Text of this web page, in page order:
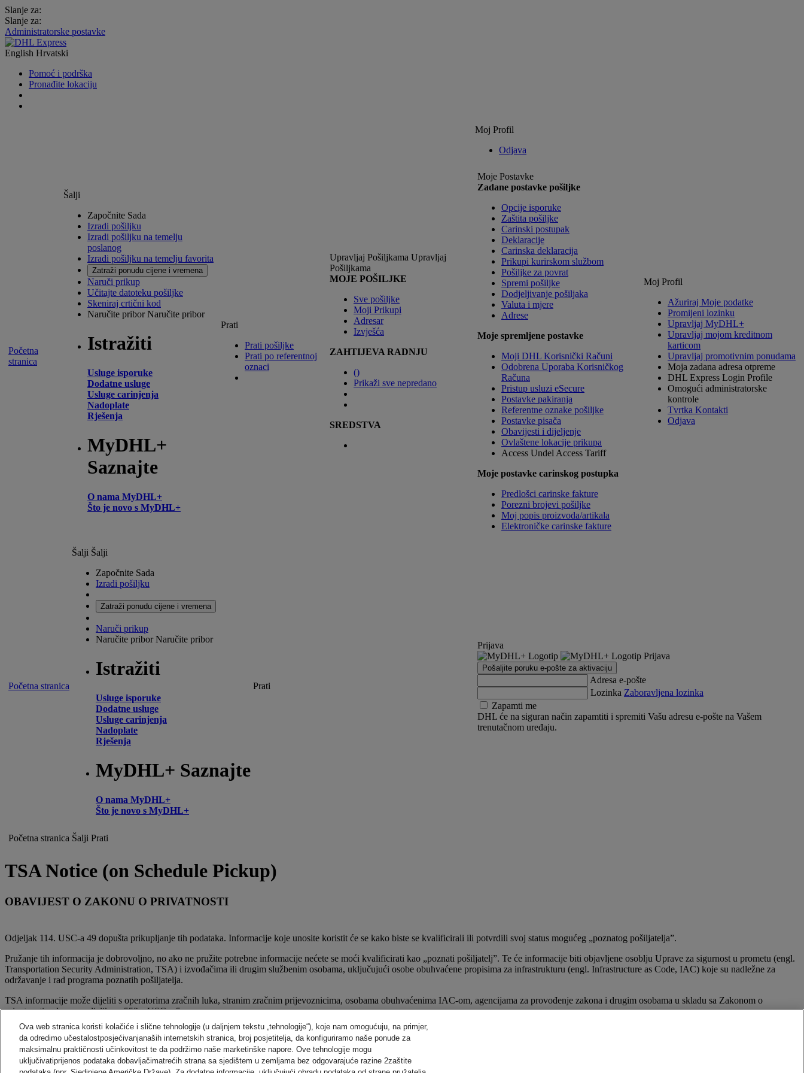
Slanje za:
Slanje za:
Administratorske postavke
English Hrvatski
Pomoć i podrška
Pronađite lokaciju
Moj Profil
Odjava
Početna
stranica
Šalji
Započnite Sada
Izradi pošiljku
Izradi pošiljku na temelju
poslanog
Izradi pošiljku na temelju favorita
Zatraži ponudu cijene i vremena
Naruči prikup
Učitajte datoteku pošiljke
Skeniraj crtični kod
Naručite priborNaručite pribor
Istražiti
Usluge isporuke
Dodatne usluge
Usluge carinjenja
Nadoplate
Rješenja
MyDHL+
Saznajte
O nama MyDHL+
Što je novo s MyDHL+
Prati
Prati pošiljke
Prati po referentnoj
oznaci
Upravljaj Pošiljkama Upravljaj
Pošiljkama
MOJE POŠILJKE
Sve pošiljke
Moji Prikupi
Adresar
Izvješća
ZAHTIJEVA RADNJU
()
Prikaži sve nepredano
SREDSTVA
Moje Postavke
Zadane postavke pošiljke
Opcije isporuke
Zaštita pošiljke
Carinski postupak
Deklaracije
Carinska deklaracija
Prikupi kurirskom službom
Pošiljke za povrat
Spremi pošiljke
Dodjeljivanje pošiljaka
Valuta i mjere
Adrese
Moje spremljene postavke
Moji DHL Korisnički Računi
Odobrena Uporaba Korisničkog
Računa
Pristup usluzi eSecure
Postavke pakiranja
Referentne oznake pošiljke
Postavke pisača
Obavijesti i dijeljenje
Ovlaštene lokacije prikupa
Access Undel Access Tariff
Moje postavke carinskog postupka
Predlošci carinske fakture
Porezni brojevi pošiljke
Moj popis proizvoda/artikala
Elektroničke carinske fakture
Moj Profil
Ažuriraj Moje podatke
Promijeni lozinku
Upravljaj MyDHL+
Upravljaj mojom kreditnom
karticom
Upravljaj promotivnim ponudama
Moja zadana adresa otpreme
DHL Express Login Profile
Omogući administratorske
kontrole
Tvrtka Kontakti
Odjava
Početna stranica
Šalji Šalji
Započnite Sada
Izradi pošiljku
Zatraži ponudu cijene i vremena
Naruči prikup
Naručite priborNaručite pribor
Istražiti
Usluge isporuke
Dodatne usluge
Usluge carinjenja
Nadoplate
Rješenja
MyDHL+ Saznajte
O nama MyDHL+
Što je novo s MyDHL+
Prati
Prijava
Prijava
Pošaljite poruku e-pošte za aktivaciju
Adresa e-pošte
Lozinka Zaboravljena lozinka
Zapamti me
DHL će na siguran način zapamtiti i spremiti Vašu adresu e-pošte na Vašem
trenutačnom uređaju.
Početna stranica Šalji Prati
TSA Notice (on Schedule Pickup)
OBAVIJEST O ZAKONU O PRIVATNOSTI
Odjeljak 114. USC-a 49 dopušta prikupljanje tih podataka. Informacije koje unosite koristit će se kako biste se kvalificirali ili potvrdili svoj status mogućeg „poznatog pošiljatelja”.
Pružanje tih informacija je dobrovoljno, no ako ne pružite potrebne informacije nećete se moći kvalificirati kao „poznati pošiljatelj”. Te će informacije biti objavljene osoblju Uprave za sigurnost u prometu (engl.
Transportation Security Administration, TSA) i izvođačima ili drugim službenim osobama, uključujući osobe obuhvaćene propisima za infrastrukturu (engl. Infrastructure as Code, IAC) koje su nadležne za
održavanje i rad programa poznatih pošiljatelja.
TSA informacije može dijeliti s operatorima zračnih luka, stranim zračnim prijevoznicima, osobama obuhvaćenima IAC-om, agencijama za provođenje zakona i drugim osobama u skladu sa Zakonom o
privatnosti, odnosno odjeljkom 552.a USC-a 5.
Više informacija potražite u sustavu obavijesti o zapisima za sustav procjene prijetnji tijekom prometa (DHS/TSA 002), objavljenom u Federalnom registru.
Više informacija o sadržaju ove obavijesti dostupno je na www.tsa.gov.
Ova web stranica koristi kolačiće i slične tehnologije (u daljnjem tekstu „tehnologije“), koje nam omogućuju, na primjer,
da odredimo učestalostposjećivanjanaših internetskih stranica, broj posjetitelja, da konfiguriramo naše ponude za
maksimalnu praktičnosti učinkovitost te da podržimo naše marketinške napore. Ove tehnologije mogu
uključivatiprijenos podataka dobavljačimatrećih strana sa sjedištem u zemljama bez odgovarajuće razine 2zaštite